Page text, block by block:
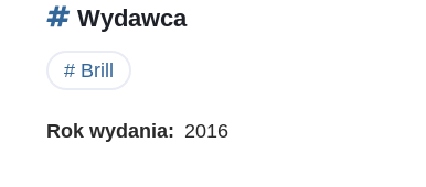
Wydawca
Brill
Rok wydania 2016